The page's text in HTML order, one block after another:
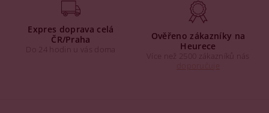
Expres doprava celá
ČR/Praha
Do 24 hodin u vás doma
Ověřeno zákazníky na
Heurece
Více než 2500 zákazníků nás